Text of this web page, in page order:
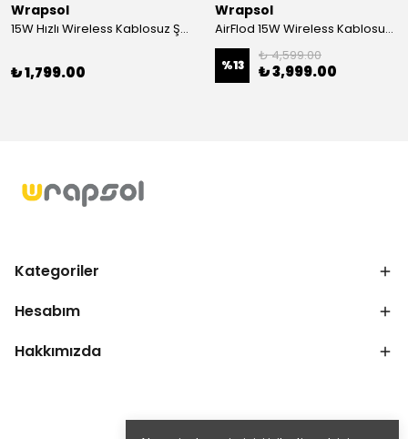
Wrapsol
15W Hızlı Wireless Kablosuz Şarj Standı 4 in 1 Masaüstü İstasyon -iPhone-android-watch-airpods Uyumlu
₺ 1,799.00
Wrapsol
AirFlod 15W Wireless Kablosuz Şarj Standı Alüminyum Katlanabilir 3in1 iPhone-android-watch-airpods
%13
₺ 4,599.00
₺ 3,999.00
Kategoriler
Hesabım
Hakkımızda